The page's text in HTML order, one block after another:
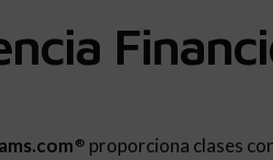
® proporciona clases